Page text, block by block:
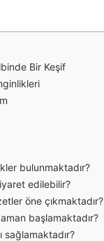
Bir Keşif
bulunmaktadır?
edilebilir?
öne çıkmaktadır?
başlamaktadır?
sağlamaktadır?